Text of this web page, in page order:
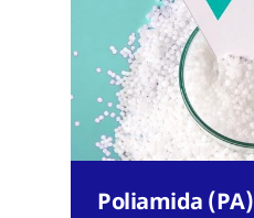
Poliamida (PA)